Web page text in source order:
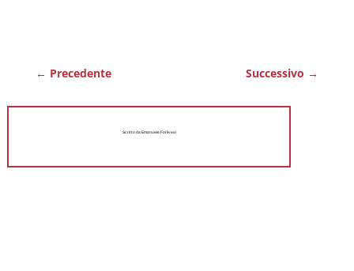
← Precedente Successivo →
Scritto da Emanuele Forlivesi